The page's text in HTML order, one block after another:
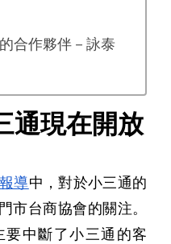
合作夥伴－詠泰
通現在開放
導中，對於小三通的
市台商協會的關注。
中斷了小三通的客